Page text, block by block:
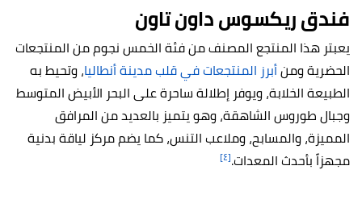
فندق ريكسوس داون تاون
يعبتر هذا المنتجع المصنف من فئة الخمس نجوم من المنتجعات
الحضرية ومنأبرز المنتجعات في قلب مدينة أنطاليا، وتحيط به
الطبيعة الخلابة، ويوفر إطلالة ساحرة على البحر الأبيض المتوسط ​​
وجبال طوروس الشاهقة، وهو يتميز بالعديد من المرافق
المميزة، والمسابح، وملاعب التنس، كما يضم مركز لياقة بدنية
مجهزاً بأحدث المعدات.[٤]